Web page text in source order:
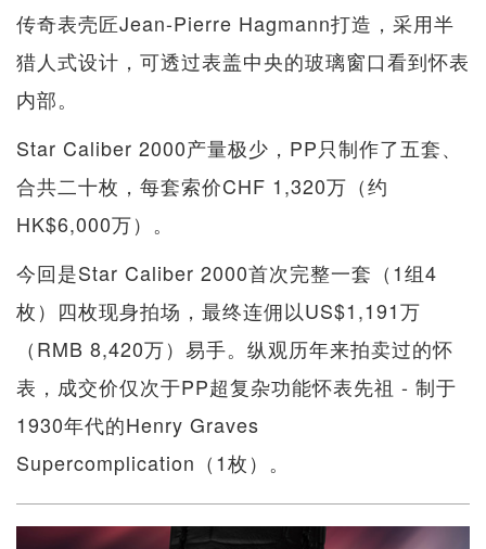
传奇表壳匠Jean-Pierre Hagmann打造，采用半
猎人式设计，可透过表盖中央的玻璃窗口看到怀表
内部。
Star Caliber 2000产量极少，PP只制作了五套、
合共二十枚，每套索价CHF 1,320万（约
HK$6,000万）。
今回是Star Caliber 2000首次完整一套（1组4
枚）四枚现身拍场，最终连佣以US$1,191万
（RMB 8,420万）易手。纵观历年来拍卖过的怀
表，成交价仅次于PP超复杂功能怀表先祖 - 制于
1930年代的Henry Graves
Supercomplication（1枚）。